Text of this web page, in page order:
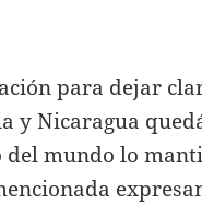
para dejar
y Nicaragua
del mundo lo